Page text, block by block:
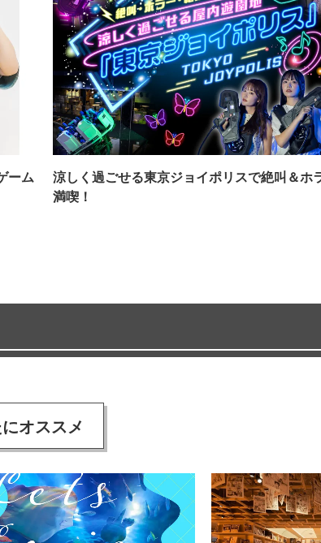
ーム
涼しく過ごせる東京ジョイポリスで絶叫＆ホ
満喫！
オススメ